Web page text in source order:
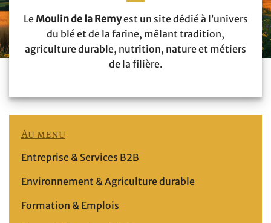
Le Moulin de la Remyest un site dédié à l’univers
du blé et de la farine, mêlant tradition,
agriculture durable, nutrition, nature et métiers
de la filière.
Au menu
Entreprise & Services B2B
Environnement & Agriculture durable
Formation & Emplois